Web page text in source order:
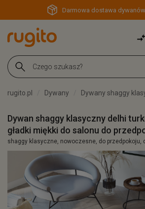
Darmowa dostawa
rugito.pl Dywany Dywany shaggy
Dywan shaggy klasyczny delhi
gładki miękki do salonu do
shaggy klasyczne, nowoczesne, do przedpokoju,